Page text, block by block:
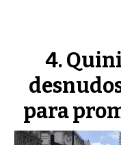
para